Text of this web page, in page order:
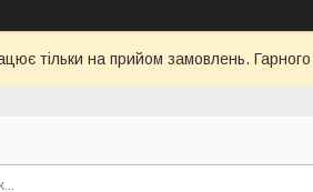
тільки на прийом замовлень.